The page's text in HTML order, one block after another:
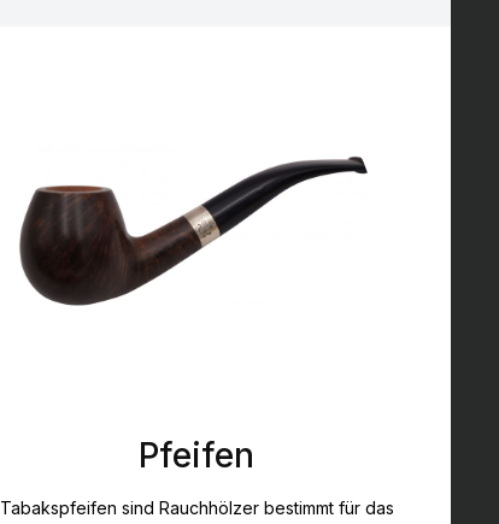
Pfeifen
Tabakspfeifen sind Rauchhölzer bestimmt für das